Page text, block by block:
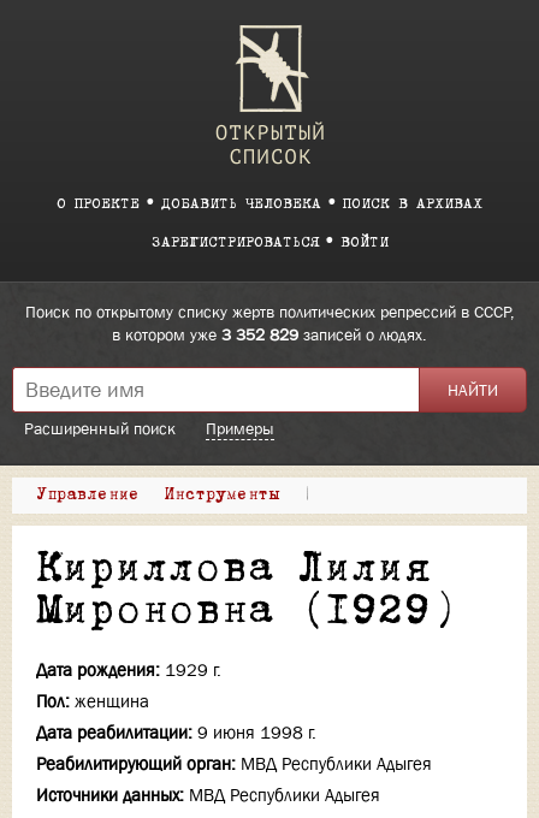
О ПРОЕКТЕ ДОБАВИТЬ ЧЕЛОВЕКА ПОИСК В АРХИВАХ
ЗАРЕГИСТРИРОВАТЬСЯ ВОЙТИ
Поиск по открытому списку жертв политических репрессий в СССР,
в котором уже 3 352 829 записей о людях.
Расширенный поиск Примеры
Управление Инструменты |
Кириллова Лилия
Мироновна (1929)
Дата рождения: 1929 г.
Пол: женщина
Дата реабилитации: 9 июня 1998 г.
Реабилитирующий орган: МВД Республики Адыгея
Источники данных: МВД Республики Адыгея